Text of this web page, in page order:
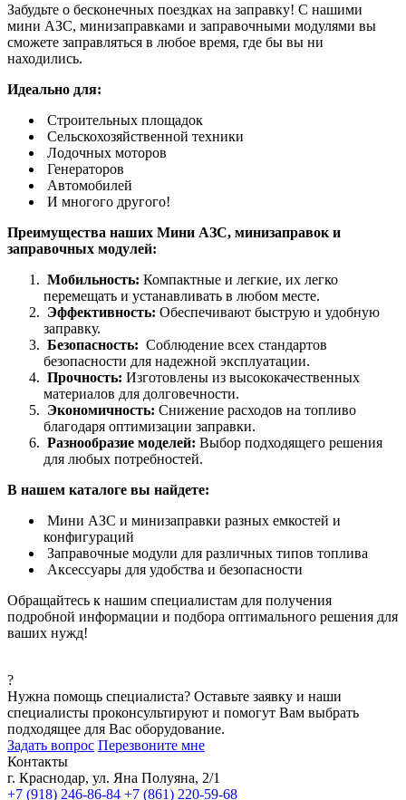
Забудьте о бесконечных поездках на заправку! С нашими
мини АЗС, минизаправками и заправочными модулями вы
сможете заправляться в любое время, где бы вы ни
находились.
Идеально для:
Строительных площадок
Сельскохозяйственной техники
Лодочных моторов
Генераторов
Автомобилей
И многого другого!
Преимущества наших Мини АЗС, минизаправок и
заправочных модулей:
Мобильность: Компактные и легкие, их легко
перемещать и устанавливать в любом месте.
Эффективность: Обеспечивают быструю и удобную
заправку.
Безопасность: Соблюдение всех стандартов
безопасности для надежной эксплуатации.
Прочность: Изготовлены из высококачественных
материалов для долговечности.
Экономичность: Снижение расходов на топливо
благодаря оптимизации заправки.
Разнообразие моделей: Выбор подходящего решения
для любых потребностей.
В нашем каталоге вы найдете:
Мини АЗС и минизаправки разных емкостей и
конфигураций
Заправочные модули для различных типов топлива
Аксессуары для удобства и безопасности
Обращайтесь к нашим специалистам для получения
подробной информации и подбора оптимального решения для
ваших нужд!
?
Нужна помощь специалиста? Оставьте заявку и наши
специалисты проконсультируют и помогут Вам выбрать
подходящее для Вас оборудование.
Задать вопрос Перезвоните мне
Контакты
г. Краснодар, ул. Яна Полуяна, 2/1
+7 (918) 246-86-84 +7 (861) 220-59-68